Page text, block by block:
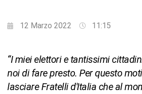
12 Marzo 2022 11:15
“I miei elettori e tantissimi
noi di fare presto. Per questo
lasciare Fratelli d'Italia che al